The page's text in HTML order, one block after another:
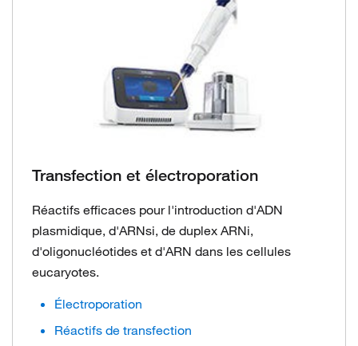
Transfection et électroporation
Réactifs efficaces pour l'introduction d'ADN
plasmidique, d'ARNsi, de duplex ARNi,
d'oligonucléotides et d'ARN dans les cellules
eucaryotes.
Électroporation
Réactifs de transfection